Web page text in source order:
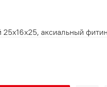
аксиальный